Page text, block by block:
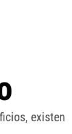
existen